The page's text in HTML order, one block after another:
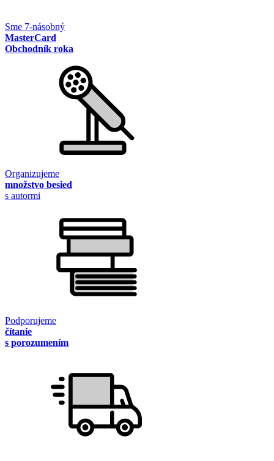
Sme 7-násobný
MasterCard
Obchodník roka
Organizujeme
množstvo besied
s autormi
Podporujeme
čítanie
s porozumením